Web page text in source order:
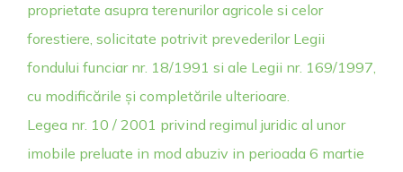
proprietate asupra terenurilor agricole si celor
forestiere, solicitate potrivit prevederilor Legii
fondului funciar nr. 18/1991 si ale Legii nr. 169/1997,
cu modificările și completările ulterioare.
Legea nr. 10 / 2001 privind regimul juridic al unor
imobile preluate in mod abuziv in perioada 6 martie